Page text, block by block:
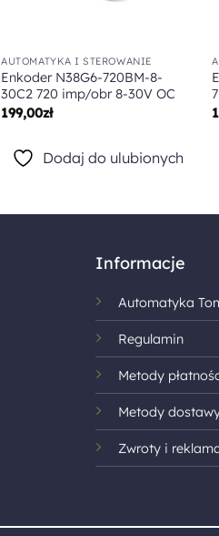
AUTOMATYKA I STEROWANIE
Enkoder N38G6-720BM-8-
30C2 720 imp/obr 8-30V OC
199,00zł
Dodaj do ulubionych
Informacje
Automatyka
Regulamin
Metody
Metody
Zwroty i